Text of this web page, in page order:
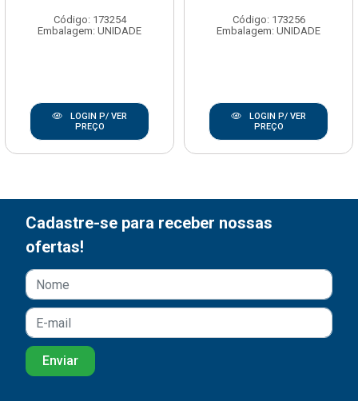
Código: 173254
Embalagem: UNIDADE
LOGIN P/ VER
PREÇO
Código: 173256
Embalagem: UNIDADE
LOGIN P/ VER
PREÇO
Cadastre-se para receber nossas
ofertas!